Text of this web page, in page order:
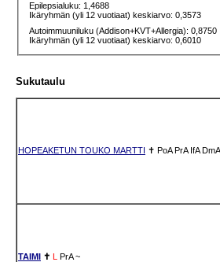
Epilepsialuku: 1,4688
Ikäryhmän (yli 12 vuotiaat) keskiarvo: 0,3573
Autoimmuuniluku (Addison+KVT+Allergia): 0,8750
Ikäryhmän (yli 12 vuotiaat) keskiarvo: 0,6010
Sukutaulu
HOPEAKETUN TOUKO MARTTI ✝ PoA PrA IfA DmA
TAIMI ✝ L PrA ~